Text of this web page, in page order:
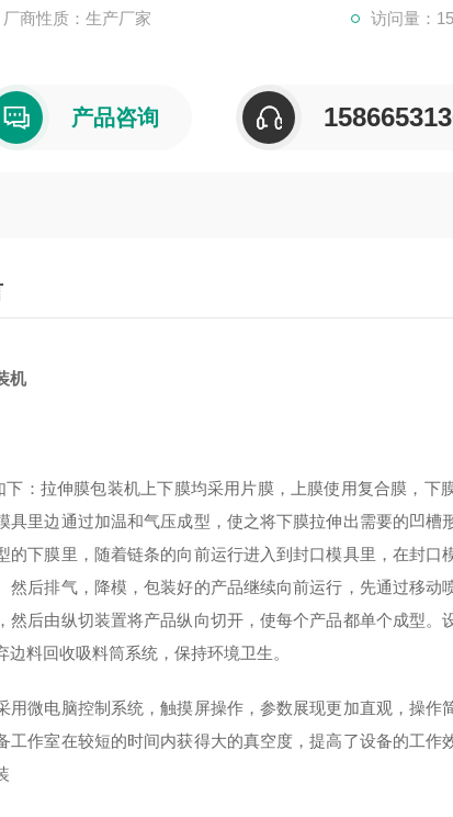
厂商性质：生产厂家 访问量：
产品咨询
机
：拉伸膜包装机上下膜均采用片膜，上膜使用复合膜，下
具里边通过加温和气压成型，使之将下膜拉伸出需要的凹槽
的下膜里，随着链条的向前运行进入到封口模具里，在封口
然后排气，降模，包装好的产品继续向前运行，先通过移动
然后由纵切装置将产品纵向切开，使每个产品都单个成型。
料回收吸料筒系统，保持环境卫生。
用微电脑控制系统，触摸屏操作，参数展现更加直观，操作
工作室在较短的时间内获得大的真空度，提高了设备的工作